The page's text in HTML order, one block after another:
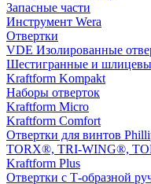
Запасные части
Инструмент Wera
Отвертки
VDE Изолированные
Шестигранные и
Kraftform Kompakt
Наборы отверток
Kraftform Micro
Kraftform Comfort
Отвертки для винтов
TORX®, TRI-WING®,
Kraftform Plus
Отвертки с Т-образной